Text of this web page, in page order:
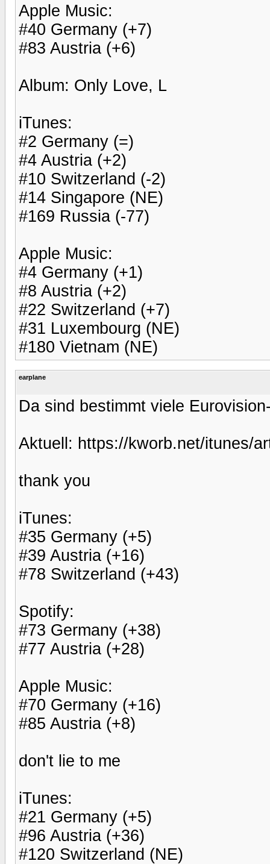
Apple Music:
#40 Germany (+7)
#83 Austria (+6)
Album: Only Love, L
iTunes:
#2 Germany (=)
#4 Austria (+2)
#10 Switzerland (-2)
#14 Singapore (NE)
#169 Russia (-77)
Apple Music:
#4 Germany (+1)
#8 Austria (+2)
#22 Switzerland (+7)
#31 Luxembourg (NE)
#180 Vietnam (NE)
earplane
Da sind bestimmt viele
Aktuell: https://kworb.net/itunes/
thank you
iTunes:
#35 Germany (+5)
#39 Austria (+16)
#78 Switzerland (+43)
Spotify:
#73 Germany (+38)
#77 Austria (+28)
Apple Music:
#70 Germany (+16)
#85 Austria (+8)
don't lie to me
iTunes:
#21 Germany (+5)
#96 Austria (+36)
#120 Switzerland (NE)